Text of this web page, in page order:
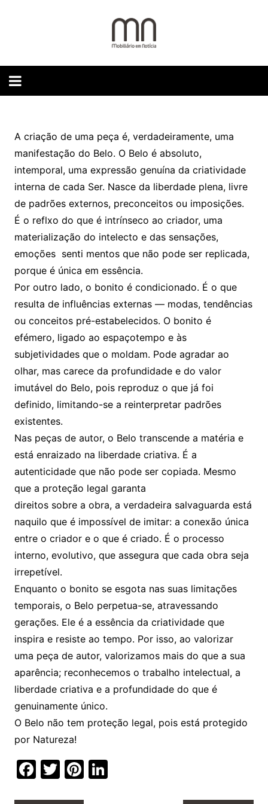
A criação de uma peça é, verdadeiramente, uma
manifestação do Belo. O Belo é absoluto,
intemporal, uma expressão genuína da criatividade
interna de cada Ser. Nasce da liberdade plena, livre
de padrões externos, preconceitos ou imposições.
É o reflxo do que é intrínseco ao criador, uma
materialização do intelecto e das sensações,
emoções senti mentos que não pode ser replicada,
porque é única em essência.
Por outro lado, o bonito é condicionado. É o que
resulta de influências externas — modas, tendências
ou conceitos pré-estabelecidos. O bonito é
efémero, ligado ao espaçotempo e às
subjetividades que o moldam. Pode agradar ao
olhar, mas carece da profundidade e do valor
imutável do Belo, pois reproduz o que já foi
definido, limitando-se a reinterpretar padrões
existentes.
Nas peças de autor, o Belo transcende a matéria e
está enraizado na liberdade criativa. É a
autenticidade que não pode ser copiada. Mesmo
que a proteção legal garanta
direitos sobre a obra, a verdadeira salvaguarda está
naquilo que é impossível de imitar: a conexão única
entre o criador e o que é criado. É o processo
interno, evolutivo, que assegura que cada obra seja
irrepetível.
Enquanto o bonito se esgota nas suas limitações
temporais, o Belo perpetua-se, atravessando
gerações. Ele é a essência da criatividade que
inspira e resiste ao tempo. Por isso, ao valorizar
uma peça de autor, valorizamos mais do que a sua
aparência; reconhecemos o trabalho intelectual, a
liberdade criativa e a profundidade do que é
genuinamente único.
O Belo não tem proteção legal, pois está protegido
por Natureza!
F T Pi Li